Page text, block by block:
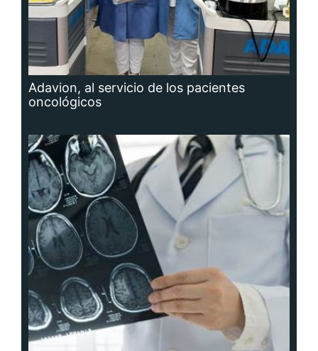
Adavion, al servicio de los pacientes
oncológicos